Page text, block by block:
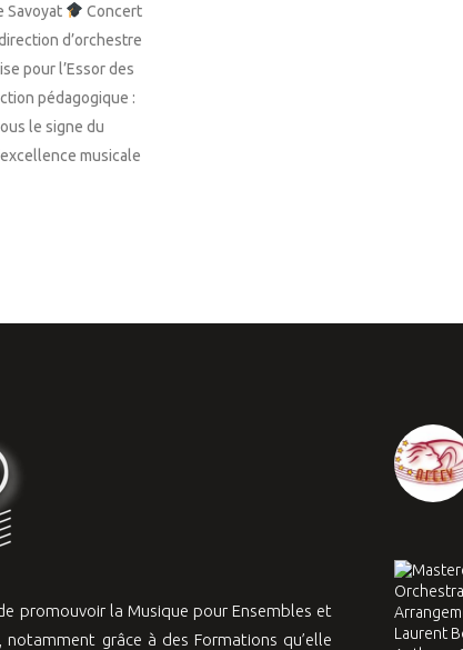
Savoyat
Concert
d’orchestre
pour l’Essor des
pédagogique :
le signe du
musicale
promouvoir la Musique pour Ensembles et
notamment grâce à des Formations qu’elle